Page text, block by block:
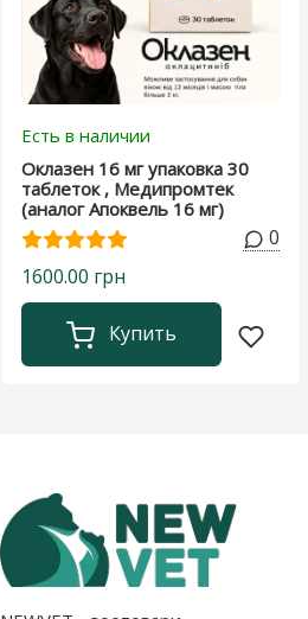
Есть в наличии
Оклазен 16 мг упаковка 30
таблеток , Медипромтек
(аналог Апоквель 16 мг)
0
1600.00 грн
Купить